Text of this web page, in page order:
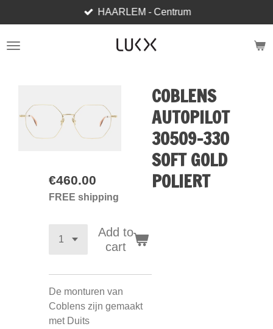
to
main
HAARLEM - Centrum
COBLENS
AUTOPILOT
30509-330
SOFT GOLD
POLIERT
€460.00
FREE shipping
Add to
cart
De monturen van
Coblens zijn gemaakt
met Duits